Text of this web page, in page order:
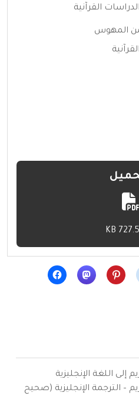
القرآنية
المهوس
إلى اللغة الإنجليزية
– الترجمة الإنجليزية (صحيح